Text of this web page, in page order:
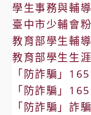
學生事務與輔
臺中市少輔會
教育部學生輔
教育部學生生
「防詐騙」
「防詐騙」
「防詐騙」詐